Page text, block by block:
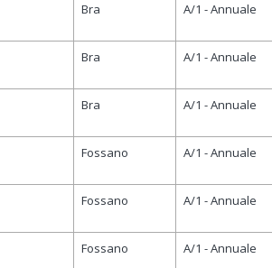
Bra A/1 - Annuale
Bra A/1 - Annuale
Bra A/1 - Annuale
Fossano A/1 - Annuale
Fossano A/1 - Annuale
Fossano A/1 - Annuale